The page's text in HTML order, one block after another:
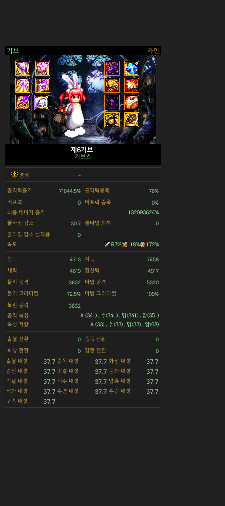
기브 카인
>
제6기브
기브스
명성 -
공격력증가 71644.5% 공격력증폭 76%
버프력 0 버프력 증폭 0%
최종 데미지 증가
132093624%
쿨타임 감소
30.7 쿨타임 회복 0
쿨타임 감소 실적용 0
속도 93% 118% 172%
힘 4713 지능 7458
체력 4619 정신력 4917
물리 공격 3632 마법 공격 5320
물리 크리티컬 72.5% 마법 크리티컬 109%
독립 공격 3632
공격 속성
화(341) , 수(341) , 명(341) , 암(351)
속성 저항
화(33) , 수(33) , 명(33) , 암(68)
출혈 전환 0 중독 전환 0
화상 전환 0 감전 전환 0
출혈 내성 37.7 중독 내성 37.7 화상 내성 37.7
감전 내성 37.7 빙결 내성 37.7 둔화 내성 37.7
기절 내성 37.7 저주 내성 37.7 암흑 내성 37.7
석화 내성 37.7 수면 내성 37.7 혼란 내성 37.7
구속 내성 37.7